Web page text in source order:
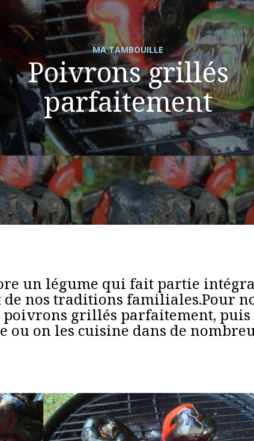
MA TAMBOUILLE
Poivrons grillés
parfaitement
un légume qui fait partie
de nos traditions familiales.Pour
poivrons grillés parfaitement, puis
ou on les cuisine dans de